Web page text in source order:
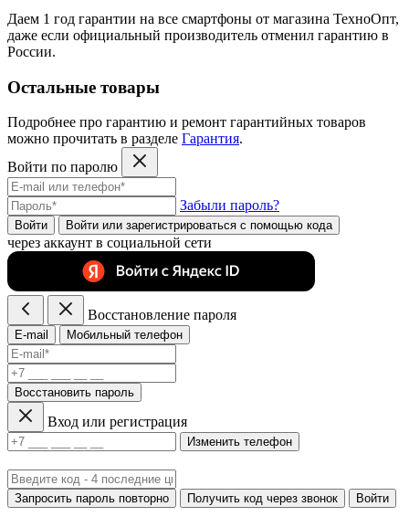
Даем 1 год гарантии на все смартфоны от магазина ТехноОпт,
даже если официальный производитель отменил гарантию в
России.
Остальные товары
Подробнее про гарантию и ремонт гарантийных товаров
можно прочитать в разделе Гарантия.
Войти по паролю
Забыли пароль?
Войти Войти или зарегистрироватьcя с помощью кода
через аккаунт в социальной сети
Восстановление пароля
E-mail Мобильный телефон
Восстановить пароль
Вход или регистрация
Изменить телефон
Запросить пароль повторно Получить код через звонок Войти